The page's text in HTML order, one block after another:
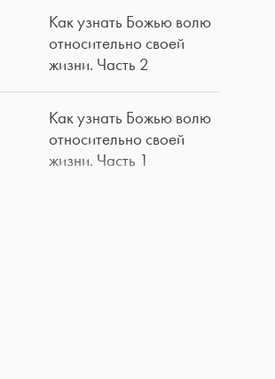
Как узнать Божью волю
относительно своей
жизни. Часть 2
Как узнать Божью волю
относительно своей
жизни. Часть 1